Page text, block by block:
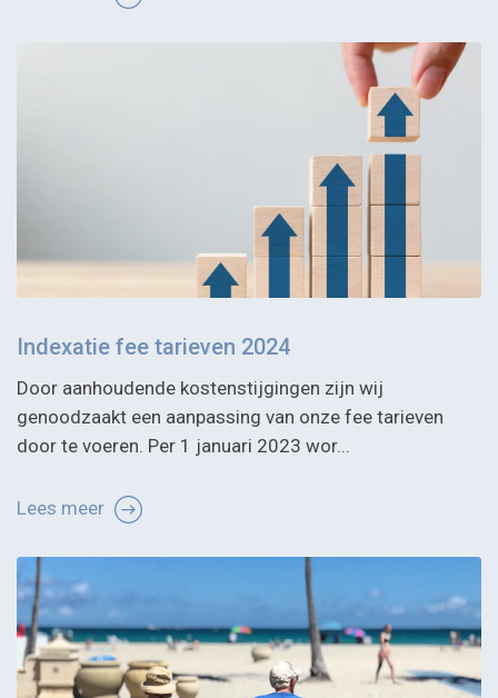
Indexatie fee tarieven 2024
Door aanhoudende kostenstijgingen zijn wij
genoodzaakt een aanpassing van onze fee tarieven
door te voeren. Per 1 januari 2023 wor...
Lees meer